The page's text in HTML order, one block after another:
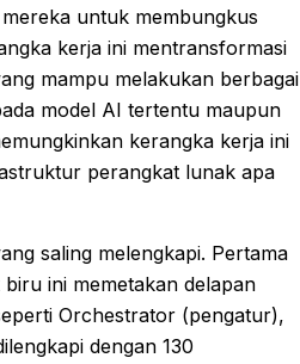
untuk membungkus
kerja ini mentransformasi
mampu melakukan berbagai
model AI tertentu maupun
kerangka kerja ini
perangkat lunak apa
saling melengkapi. Pertama
ini memetakan delapan
Orchestrator (pengatur),
dengan 130